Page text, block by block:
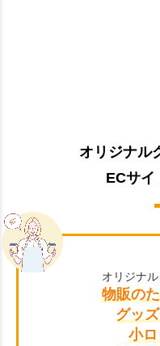
オリジナル
ECサイ
オリジナ
物販の
グッ
小